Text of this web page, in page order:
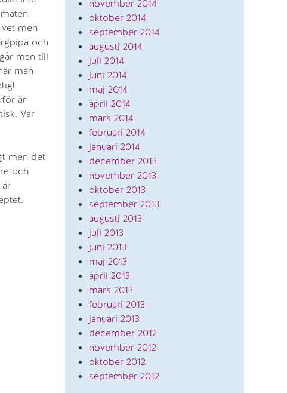
men
och
man till
man
är
Var
men det
och
november 2014
oktober 2014
september 2014
augusti 2014
juli 2014
juni 2014
maj 2014
april 2014
mars 2014
februari 2014
januari 2014
december 2013
november 2013
oktober 2013
september 2013
augusti 2013
juli 2013
juni 2013
maj 2013
april 2013
mars 2013
februari 2013
januari 2013
december 2012
november 2012
oktober 2012
september 2012